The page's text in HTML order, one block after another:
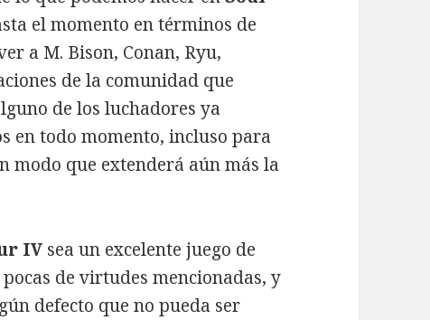
el momento en términos de
a M. Bison, Conan, Ryu,
de la comunidad que
de los luchadores ya
en todo momento, incluso para
modo que extenderá aún más la
IV sea un excelente juego de
de virtudes mencionadas, y
defecto que no pueda ser